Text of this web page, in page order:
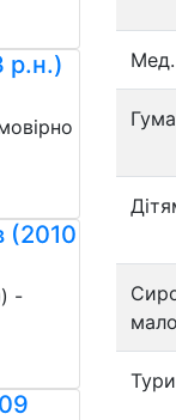
р.н.)
(2010
-
Мед.